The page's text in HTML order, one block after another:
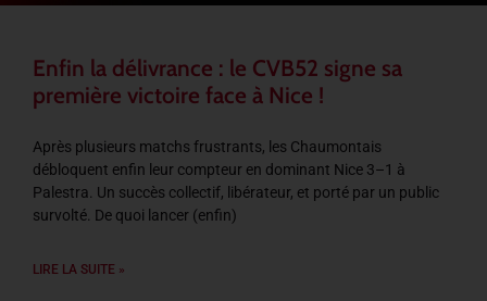
Enfin la délivrance : le CVB52 signe sa
première victoire face à Nice !
Après plusieurs matchs frustrants, les Chaumontais
débloquent enfin leur compteur en dominant Nice 3–1 à
Palestra. Un succès collectif, libérateur, et porté par un public
survolté. De quoi lancer (enfin)
LIRE LA SUITE »